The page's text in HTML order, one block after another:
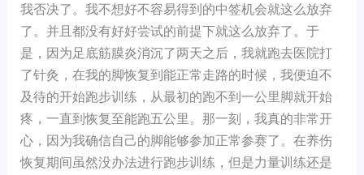
我否决了。我不想好不容易得到的中签机会就这么放弃
了。并且都没有好好尝试的前提下就这么放弃了。于
是，因为足底筋膜炎消沉了两天之后，我就跑去医院打
了针灸，在我的脚恢复到能正常走路的时候，我便迫不
及待的开始跑步训练，从最初的跑不到一公里脚就开始
疼，一直到恢复至能跑五公里。那一刻，我真的非常开
心，因为我确信自己的脚能够参加正常参赛了。在养伤
恢复期间虽然没办法进行跑步训练，但是力量训练还是